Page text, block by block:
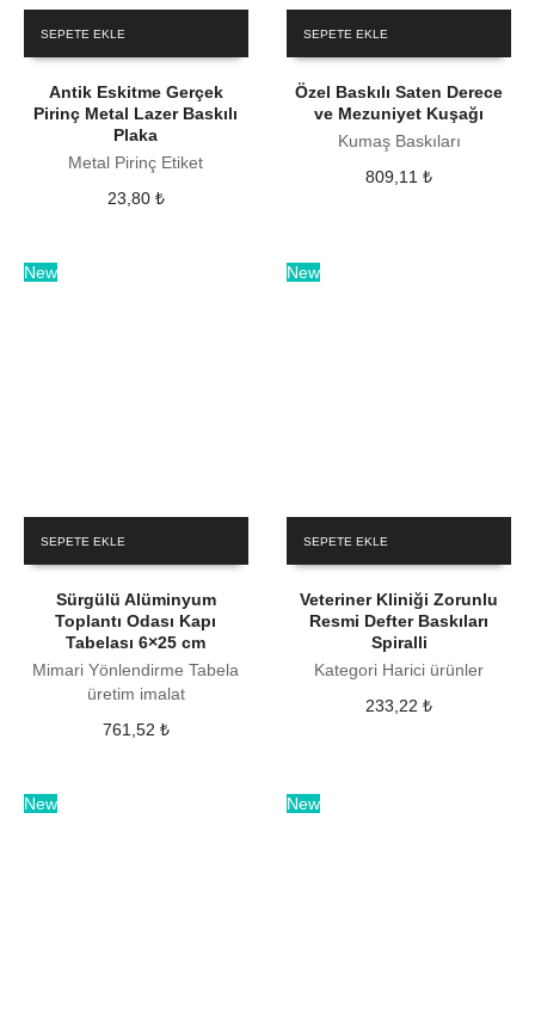
SEPETE EKLE
Antik Eskitme Gerçek
Pirinç Metal Lazer Baskılı
Plaka
Metal Pirinç Etiket
23,80 ₺
SEPETE EKLE
Özel Baskılı Saten Derece
ve Mezuniyet Kuşağı
Kumaş Baskıları
809,11₺
New
SEPETE EKLE
Sürgülü Alüminyum
Toplantı Odası Kapı
Tabelası 6×25 cm
Mimari Yönlendirme Tabela
üretim imalat
761,52 ₺
New
SEPETE EKLE
Veteriner Kliniği Zorunlu
Resmi Defter Baskıları
Spiralli
Kategori Harici ürünler
233,22₺
New New